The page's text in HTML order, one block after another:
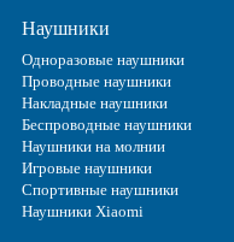
Наушники
Одноразовые наушники
Проводные наушники
Накладные наушники
Беспроводные наушники
Наушники на молнии
Игровые наушники
Спортивные наушники
Наушники Xiaomi